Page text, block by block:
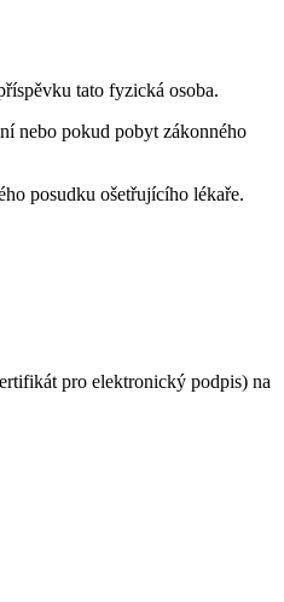
tato fyzická osoba.
nebo pokud pobyt zákonného
posudku ošetřujícího lékaře.
pro elektronický podpis) na